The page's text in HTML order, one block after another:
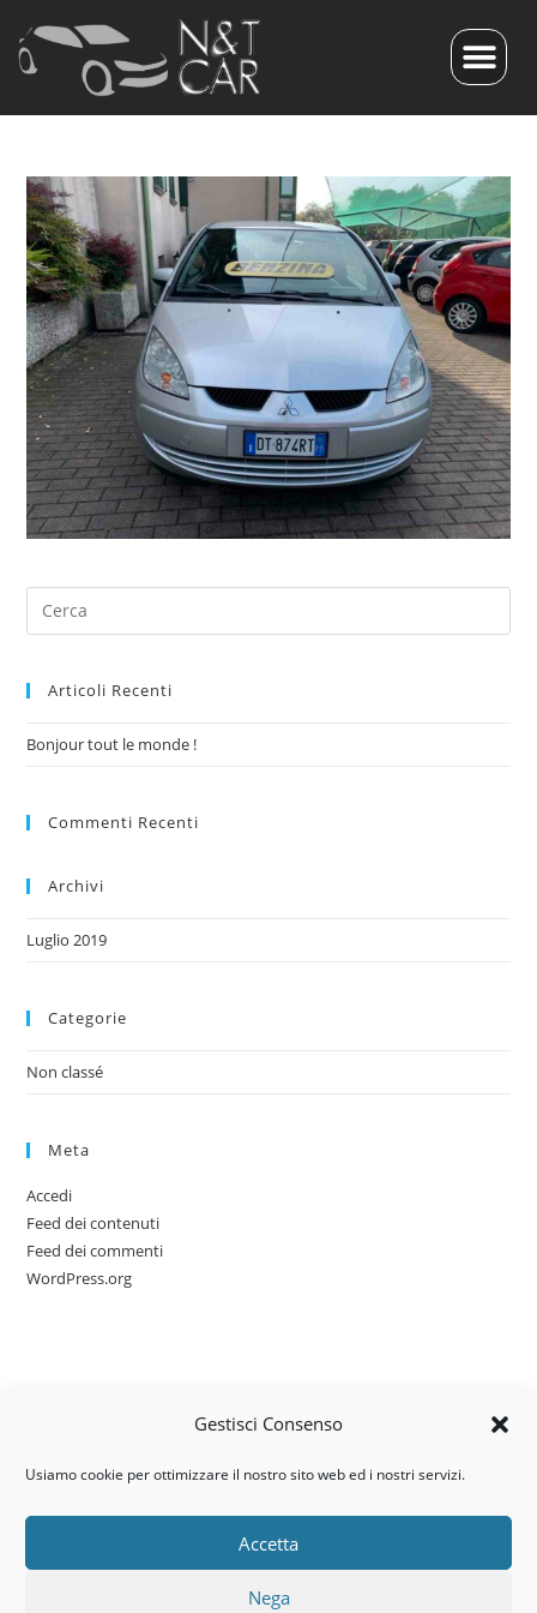
Gestisci Consenso
Usiamo cookie per ottimizzare il nostro sito web ed i nostri servizi.
Accetta
Nega
Articoli Recenti
Bonjour tout le monde !
Commenti Recenti
Archivi
Luglio 2019
Categorie
Non classé
Meta
Accedi
Feed dei contenuti
Feed dei commenti
WordPress.org
Via dell’artigianato, 14 – 31030